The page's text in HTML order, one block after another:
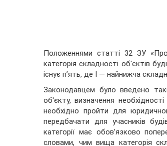
Положеннями статті 32 ЗУ «Про
категорія складності об'єктів
існує п’ять, де I — найнижча
Законодавцем було введено
об'єкту, визначення
необхідно пройти для
передбачати для учасників
категорії має обов’язково
словами, чим вища категорія